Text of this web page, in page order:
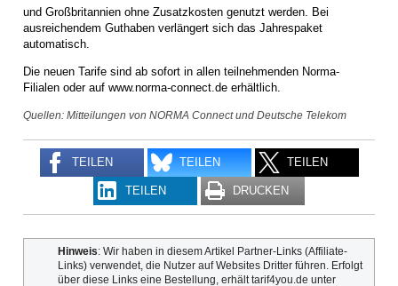
und Großbritannien ohne Zusatzkosten genutzt werden. Bei
ausreichendem Guthaben verlängert sich das Jahrespaket
automatisch.
Die neuen Tarife sind ab sofort in allen teilnehmenden Norma-
Filialen oder auf www.norma-connect.de erhältlich.
Quellen: Mitteilungen von NORMA Connect und Deutsche Telekom
TEILEN TEILEN TEILEN
TEILEN DRUCKEN
Hinweis: Wir haben in diesem Artikel Partner-Links (Affiliate-
Links) verwendet, die Nutzer auf Websites Dritter führen. Erfolgt
über diese Links eine Bestellung, erhält tarif4you.de unter